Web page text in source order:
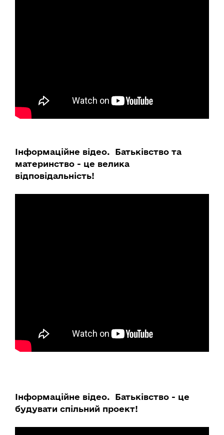
Інформаційне відео. Батьківство та
материнство - це велика
відповідальність!
Інформаційне відео. Батьківство - це
будувати спільний проект!